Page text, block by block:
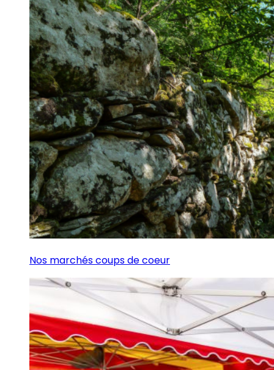
Nos marchés coups de coeur